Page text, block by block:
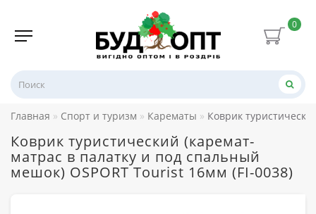
0
Главная Спорт и туризм Карематы Коврик
Коврик туристический (каремат-
матрас в палатку и под спальный
мешок) OSPORT Tourist 16мм (FI-0038)